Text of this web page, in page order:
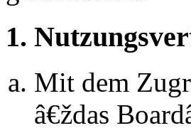
1.
Mit dem
â€ždas